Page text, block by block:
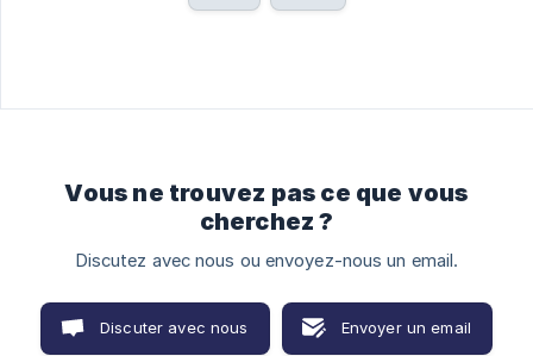
Vous ne trouvez pas ce que vous
cherchez ?
Discutez avec nous ou envoyez-nous un email.
Discuter avec nous Envoyer un email